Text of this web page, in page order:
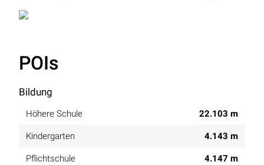
POIs
Bildung
Höhere Schule 22.103 m
Kindergarten 4.143 m
Pflichtschule 4.147 m